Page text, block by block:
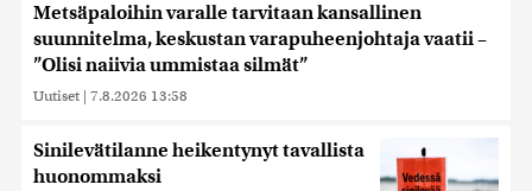
Metsäpaloihin varalle tarvitaan kansallinen
suunnitelma, keskustan varapuheenjohtaja vaatii –
”Olisi naiivia ummistaa silmät”
Uutiset | 7.8.2026 13:58
Sinilevätilanne heikentynyt tavallista
huonommaksi